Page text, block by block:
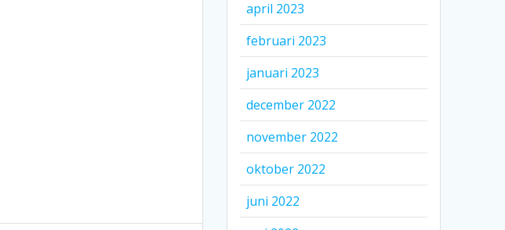
april 2023
februari 2023
januari 2023
december 2022
november 2022
oktober 2022
juni 2022